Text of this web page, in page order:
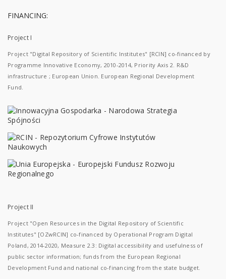
FINANCING:
Project I
Project "Digital Repository of Scientific Institutes" [RCIN] co-financed by
Programme Innovative Economy, 2010-2014, Priority Axis 2. R&D
infrastructure ; European Union. European Regional Development
Fund.
Project II
Project "Open Resources in the Digital Repository of Scientific
Institutes" [OZwRCIN] co-financed by Operational Program Digital
Poland, 2014-2020, Measure 2.3: Digital accessibility and usefulness of
public sector information; funds from the European Regional
Development Fund and national co-financing from the state budget.